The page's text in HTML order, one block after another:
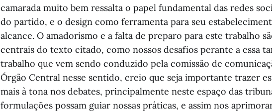
camarada muito bem ressalta o papel fundamental das redes
do partido, e o design como ferramenta para seu
alcance. O amadorismo e a falta de preparo para este trabalho
centrais do texto citado, como nossos desafios perante a essa
trabalho que vem sendo conduzido pela comissão de
Órgão Central nesse sentido, creio que seja importante trazer
mais à tona nos debates, principalmente neste espaço das
formulações possam guiar nossas práticas, e assim nos